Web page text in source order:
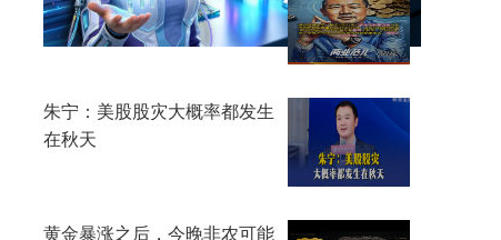
势加仓逾18万股
朱宁：美股股灾大概率都发生
在秋天
黄金暴涨之后，今晚非农可能